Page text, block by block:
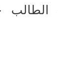
الطالب